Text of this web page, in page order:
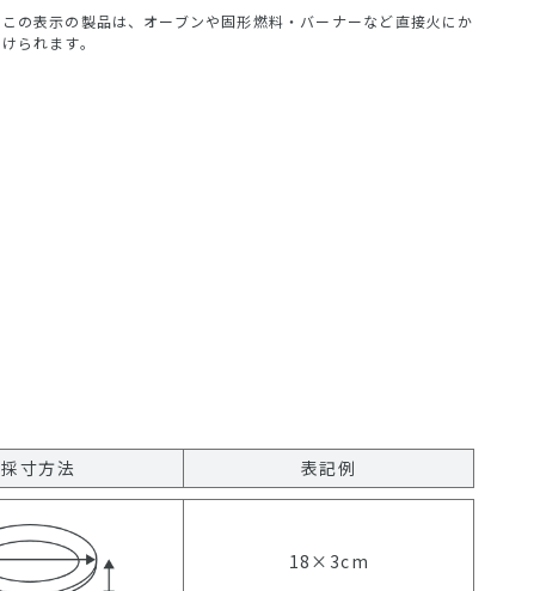
この表示の製品は、オーブンや固形燃料・バーナーなど直接火にか
けられます。
採寸方法 表記例
18×3cm